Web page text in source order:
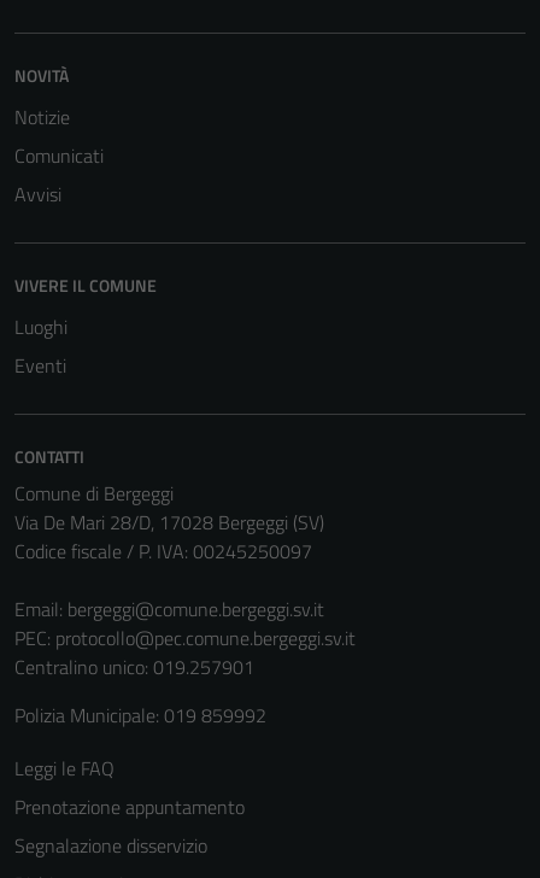
NOVITÀ
Notizie
Comunicati
Avvisi
VIVERE IL COMUNE
Luoghi
Eventi
CONTATTI
Comune di Bergeggi
Via De Mari 28/D, 17028 Bergeggi (SV)
Codice fiscale / P. IVA: 00245250097
Email: bergeggi@comune.bergeggi.sv.it
PEC: protocollo@pec.comune.bergeggi.sv.it
Centralino unico: 019.257901
Polizia Municipale: 019 859992
Leggi le FAQ
Prenotazione appuntamento
Segnalazione disservizio